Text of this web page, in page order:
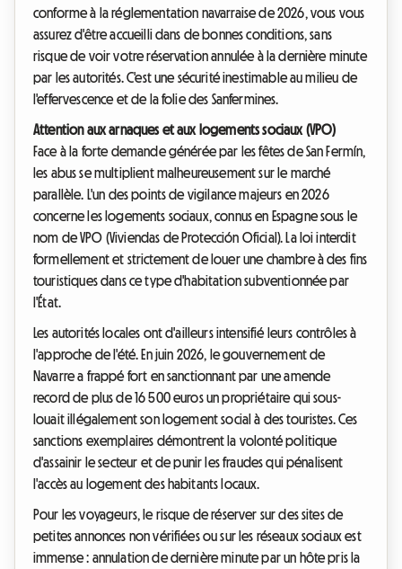
conforme à la réglementation navarraise de 2026, vous vous
assurez d'être accueilli dans de bonnes conditions, sans
risque de voir votre réservation annulée à la dernière minute
par les autorités. C'est une sécurité inestimable au milieu de
l'effervescence et de la folie des Sanfermines.
Attention aux arnaques et aux logements sociaux (VPO)
Face à la forte demande générée par les fêtes de San Fermín,
les abus se multiplient malheureusement sur le marché
parallèle. L'un des points de vigilance majeurs en 2026
concerne les logements sociaux, connus en Espagne sous le
nom de VPO (Viviendas de Protección Oficial). La loi interdit
formellement et strictement de louer une chambre à des fins
touristiques dans ce type d'habitation subventionnée par
l'État.
Les autorités locales ont d'ailleurs intensifié leurs contrôles à
l'approche de l'été. En juin 2026, le gouvernement de
Navarre a frappé fort en sanctionnant par une amende
record de plus de 16 500 euros un propriétaire qui sous-
louait illégalement son logement social à des touristes. Ces
sanctions exemplaires démontrent la volonté politique
d'assainir le secteur et de punir les fraudes qui pénalisent
l'accès au logement des habitants locaux.
Pour les voyageurs, le risque de réserver sur des sites de
petites annonces non vérifiées ou sur les réseaux sociaux est
immense : annulation de dernière minute par un hôte pris la